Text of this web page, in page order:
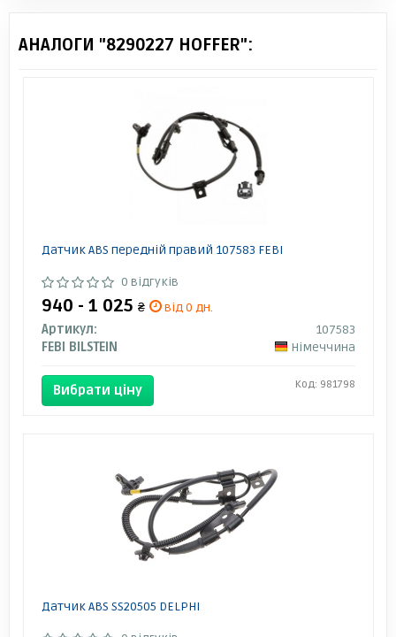
АНАЛОГИ "8290227 HOFFER":
Датчик ABS передній правий 107583 FEBI
0 відгуків
940 - 1 025 ₴
від 0 дн.
Артикул:
107583
FEBI BILSTEIN
Німеччина
Вибрати ціну Код: 981798
Датчик ABS SS20505 DELPHI